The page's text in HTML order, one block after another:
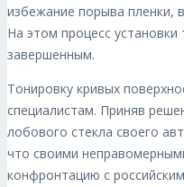
избежание порыва пленки,
На этом процесс
завершенным.
Тонировку кривых
специалистам. Приняв
лобового стекла своего
что своими
конфронтацию с